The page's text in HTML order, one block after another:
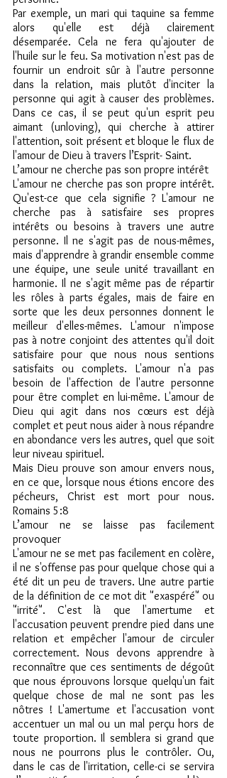
Par exemple, un mari qui taquine sa femme
alors qu'elle est déjà clairement
désemparée. Cela ne fera qu'ajouter de
l'huile sur le feu. Sa motivation n'est pas de
fournir un endroit sûr à l'autre personne
dans la relation, mais plutôt d'inciter la
personne qui agit à causer des problèmes.
Dans ce cas, il se peut qu'un esprit peu
aimant (unloving), qui cherche à attirer
l'attention, soit présent et bloque le flux de
l'amour de Dieu à travers l’Esprit- Saint.
L’amour ne cherche pas son propre intérêt
L'amour ne cherche pas son propre intérêt.
Qu'est-ce que cela signifie ? L'amour ne
cherche pas à satisfaire ses propres
intérêts ou besoins à travers une autre
personne. Il ne s'agit pas de nous-mêmes,
mais d'apprendre à grandir ensemble comme
une équipe, une seule unité travaillant en
harmonie. Il ne s'agit même pas de répartir
les rôles à parts égales, mais de faire en
sorte que les deux personnes donnent le
meilleur d'elles-mêmes. L'amour n'impose
pas à notre conjoint des attentes qu'il doit
satisfaire pour que nous nous sentions
satisfaits ou complets. L'amour n'a pas
besoin de l'affection de l'autre personne
pour être complet en lui-même. L'amour de
Dieu qui agit dans nos cœurs est déjà
complet et peut nous aider à nous répandre
en abondance vers les autres, quel que soit
leur niveau spirituel.
Mais Dieu prouve son amour envers nous,
en ce que, lorsque nous étions encore des
pécheurs, Christ est mort pour nous.
Romains 5:8
L’amour ne se laisse pas facilement
provoquer
L'amour ne se met pas facilement en colère,
il ne s'offense pas pour quelque chose qui a
été dit un peu de travers. Une autre partie
de la définition de ce mot dit "exaspéré" ou
"irrité". C'est là que l'amertume et
l'accusation peuvent prendre pied dans une
relation et empêcher l'amour de circuler
correctement. Nous devons apprendre à
reconnaître que ces sentiments de dégoût
que nous éprouvons lorsque quelqu'un fait
quelque chose de mal ne sont pas les
nôtres ! L'amertume et l'accusation vont
accentuer un mal ou un mal perçu hors de
toute proportion. Il semblera si grand que
nous ne pourrons plus le contrôler. Ou,
dans le cas de l'irritation, celle-ci se servira